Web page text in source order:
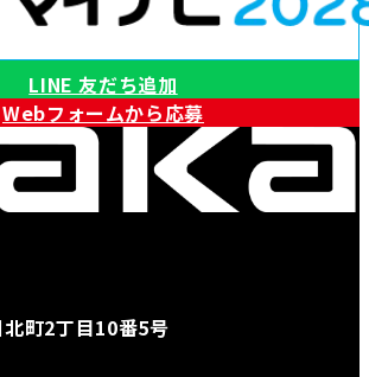
LINE 友だち追加
Webフォームから応募
町2丁目10番5号